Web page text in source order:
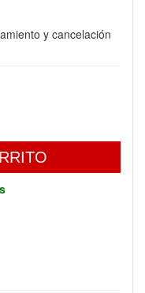
y cancelación